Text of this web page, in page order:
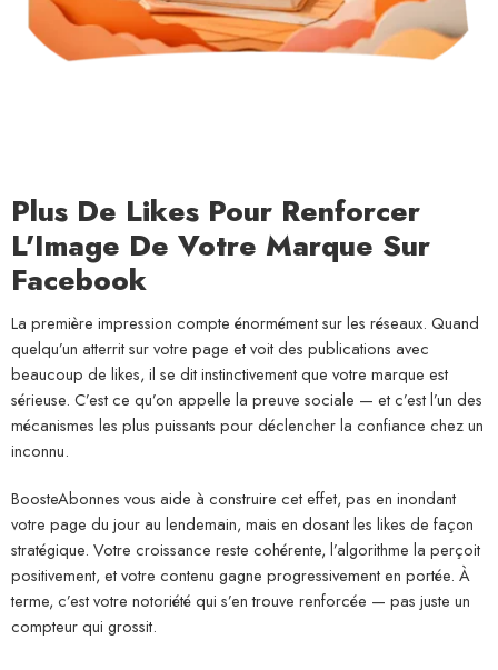
Plus De Likes Pour Renforcer
L'Image De Votre Marque Sur
Facebook
La première impression compte énormément sur les réseaux. Quand
quelqu’un atterrit sur votre page et voit des publications avec
beaucoup de likes, il se dit instinctivement que votre marque est
sérieuse. C’est ce qu’on appelle la preuve sociale — et c’est l’un des
mécanismes les plus puissants pour déclencher la confiance chez un
inconnu.
BoosteAbonnes vous aide à construire cet effet, pas en inondant
votre page du jour au lendemain, mais en dosant les likes de façon
stratégique. Votre croissance reste cohérente, l’algorithme la perçoit
positivement, et votre contenu gagne progressivement en portée. À
terme, c’est votre notoriété qui s’en trouve renforcée — pas juste un
compteur qui grossit.